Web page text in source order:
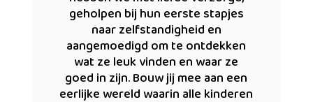
geholpen bij hun eerste stapjes
naar zelfstandigheid en
aangemoedigd om te ontdekken
wat ze leuk vinden en waar ze
goed in zijn. Bouw jij mee aan een
eerlijke wereld waarin alle kinderen